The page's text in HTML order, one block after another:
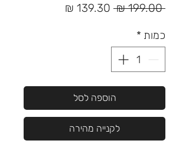
‏199.00 ‏₪
מחיר
כמות *
הוספה לסל
לקנייה מהירה